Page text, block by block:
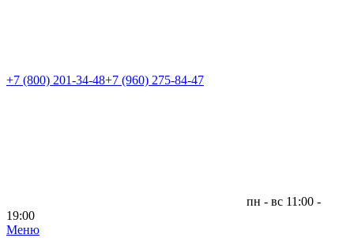
+7 (800) 201-34-48+7 (960) 275-84-47
пн - вс 11:00 -
19:00
Меню|